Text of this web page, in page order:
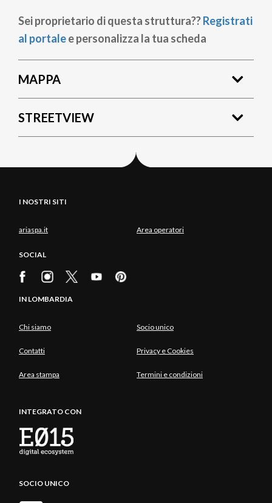
Sei proprietario di questa struttura??Registrati
al portalee personalizza la tua scheda
MAPPA
STREETVIEW
I NOSTRI SITI
ariaspa.it Area operatori
SOCIAL
IN LOMBARDIA
Chi siamo Socio unico
Contatti Privacy e Cookies
Area stampa Termini e condizioni
INTEGRATO CON
SOCIO UNICO